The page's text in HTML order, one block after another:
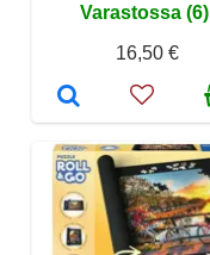
Varastossa (6)
16,50 €